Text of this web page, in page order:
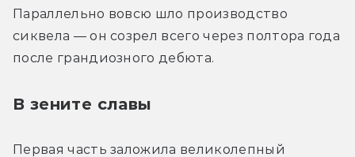
Параллельно вовсю шло производство
сиквела — он созрел всего через полтора года
после грандиозного дебюта.
В зените славы
Первая часть заложила великолепный